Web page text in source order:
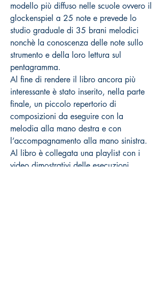
modello più diffuso nelle scuole ovvero il
glockenspiel a 25 note e prevede lo
studio graduale di 35 brani melodici
nonchè la conoscenza delle note sullo
strumento e della loro lettura sul
pentagramma.
Al fine di rendere il libro ancora più
interessante è stato inserito, nella parte
finale, un piccolo repertorio di
composizioni da eseguire con la
melodia alla mano destra e con
l’accompagnamento alla mano sinistra.
Al libro è collegata una playlist con i
video dimostrativi delle esecuzioni